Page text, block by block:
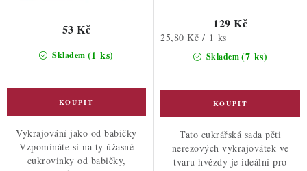
Skladem (1 ks)
53 Kč
Vykrajování jako od babičky
Vzpomínáte si na ty úžasné
cukrovinky od babičky,
Skladem(7 ks)
129 Kč
Měrná
25,80 Kč / 1 ks
Tato cukrářská sada pěti
nerezových vykrajovátek ve
tvaru hvězdy je ideální pro